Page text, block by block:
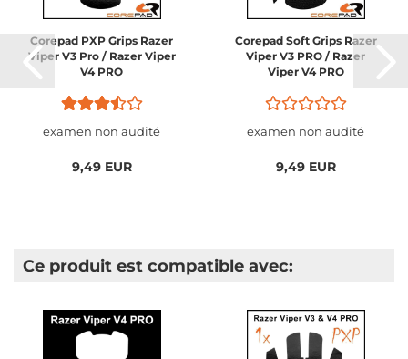
Corepad PXP Grips Razer
Viper V3 Pro / Razer Viper
V4 PRO
examen non audité
9,49 EUR
Corepad Soft Grips Razer
Viper V3 PRO / Razer
Viper V4 PRO
examen non audité
9,49 EUR
Ce produit est compatible avec: